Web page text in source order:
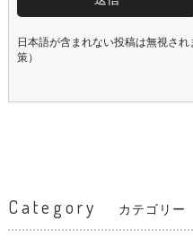
日本語が含まれない投稿は無視さ
策）
Category カテゴリー